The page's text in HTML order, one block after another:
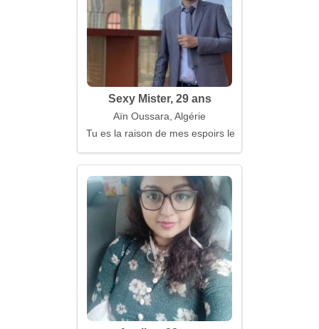
Sexy Mister, 29 ans
Aïn Oussara, Algérie
Tu es la raison de mes espoirs les plus fous